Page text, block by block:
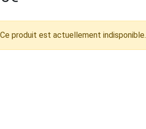
Ce produit est actuellement indisponible.